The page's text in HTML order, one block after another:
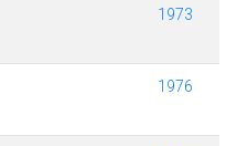
1973
1976